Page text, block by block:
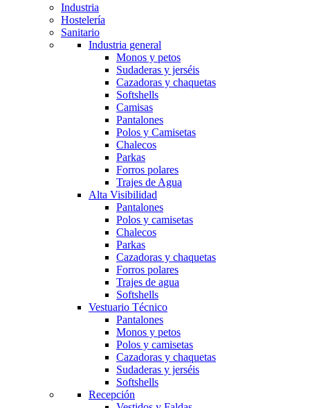
Industria
Hostelería
Sanitario
Industria general
Monos y petos
Sudaderas y jerséis
Cazadoras y chaquetas
Softshells
Camisas
Pantalones
Polos y Camisetas
Chalecos
Parkas
Forros polares
Trajes de Agua
Alta Visibilidad
Pantalones
Polos y camisetas
Chalecos
Parkas
Cazadoras y chaquetas
Forros polares
Trajes de agua
Softshells
Vestuario Técnico
Pantalones
Monos y petos
Polos y camisetas
Cazadoras y chaquetas
Sudaderas y jerséis
Softshells
Recepción